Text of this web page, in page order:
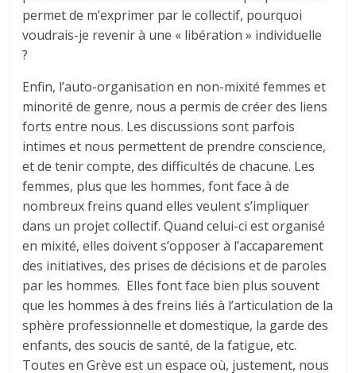
permet de m’exprimer par le collectif, pourquoi
voudrais-je revenir à une « libération » individuelle
?
Enfin, l’auto-organisation en non-mixité femmes et
minorité de genre, nous a permis de créer des liens
forts entre nous. Les discussions sont parfois
intimes et nous permettent de prendre conscience,
et de tenir compte, des difficultés de chacune. Les
femmes, plus que les hommes, font face à de
nombreux freins quand elles veulent s’impliquer
dans un projet collectif. Quand celui-ci est organisé
en mixité, elles doivent s’opposer à l’accaparement
des initiatives, des prises de décisions et de paroles
par les hommes. Elles font face bien plus souvent
que les hommes à des freins liés à l’articulation de la
sphère professionnelle et domestique, la garde des
enfants, des soucis de santé, de la fatigue, etc.
Toutes en Grève est un espace où, justement, nous